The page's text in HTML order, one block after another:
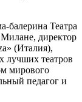
балерина Театра
директор
(Италия),
лучших театров
мирового
педагог и